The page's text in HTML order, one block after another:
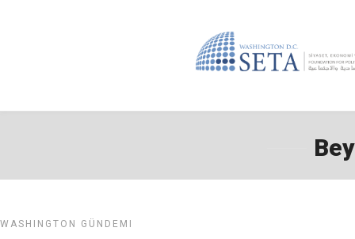
WASHINGTON GÜNDEMI